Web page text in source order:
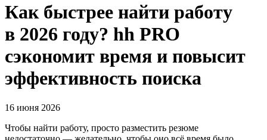
Как быстрее найти работу
в 2026 году? hh PRO
сэкономит время и повысит
эффективность поиска
16 июня 2026
Чтобы найти работу, просто разместить резюме